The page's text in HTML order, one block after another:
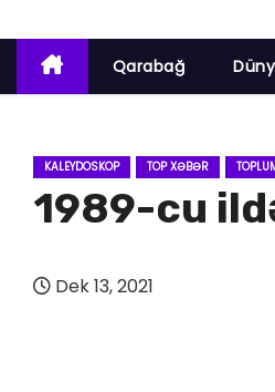
Qarabağ
KALEYDOSKOP TOP XƏBƏR
1989-cu
Dek 13, 2021